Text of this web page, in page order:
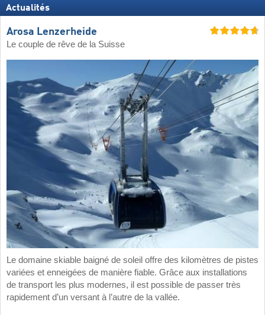
Actualités
Arosa Lenzerheide
Le couple de rêve de la Suisse
Le domaine skiable baigné de soleil offre des kilomètres de pistes
variées et enneigées de manière fiable. Grâce aux installations
de transport les plus modernes, il est possible de passer très
rapidement d’un versant à l’autre de la vallée.